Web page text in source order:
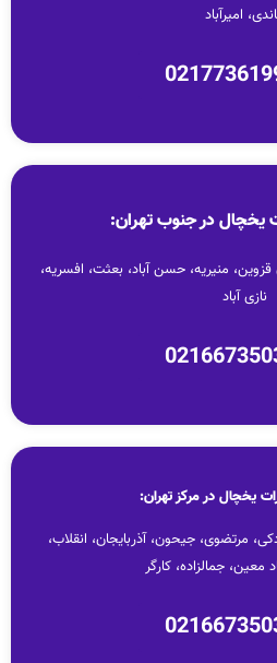
امیرآباد
یخچال در جنوب تهران:
منیریه، حسن آباد، بعثت، افسریه،
نازی آباد
یخچال در مرکز تهران:
مرتضوی، جیحون، آذربایجان، انقلاب،
معین، جمالزاده، کارگر